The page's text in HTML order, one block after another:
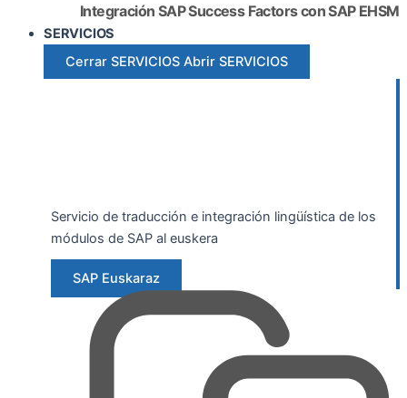
Integración SAP Success Factors con SAP EHSM
SERVICIOS
Cerrar SERVICIOS Abrir SERVICIOS
Servicio de traducción e integración lingüística de los
módulos de SAP al euskera
SAP Euskaraz